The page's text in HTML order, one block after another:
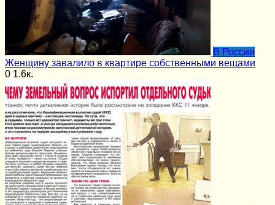
В России
Женщину завалило в квартире собственными вещами
0 1.6к.